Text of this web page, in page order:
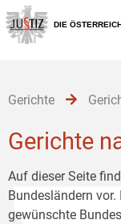
Zur
Hauptnavigation
[1]
Zum
Inhalt
[2]
Zum
Untermenü
[3]
DIE
Gerichte
Gerichte
Auf dieser Seite
Bundesländern
gewünschte